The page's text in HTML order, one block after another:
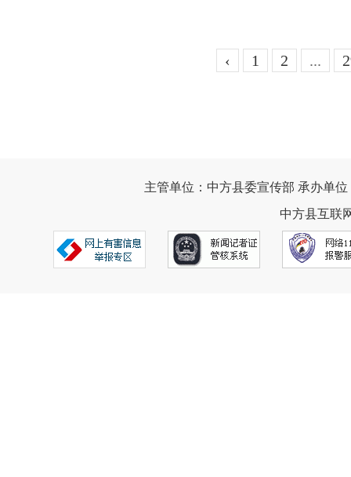
‹ 1 2 ...
主管单位：中方县委宣传部 承办单
中方县互联